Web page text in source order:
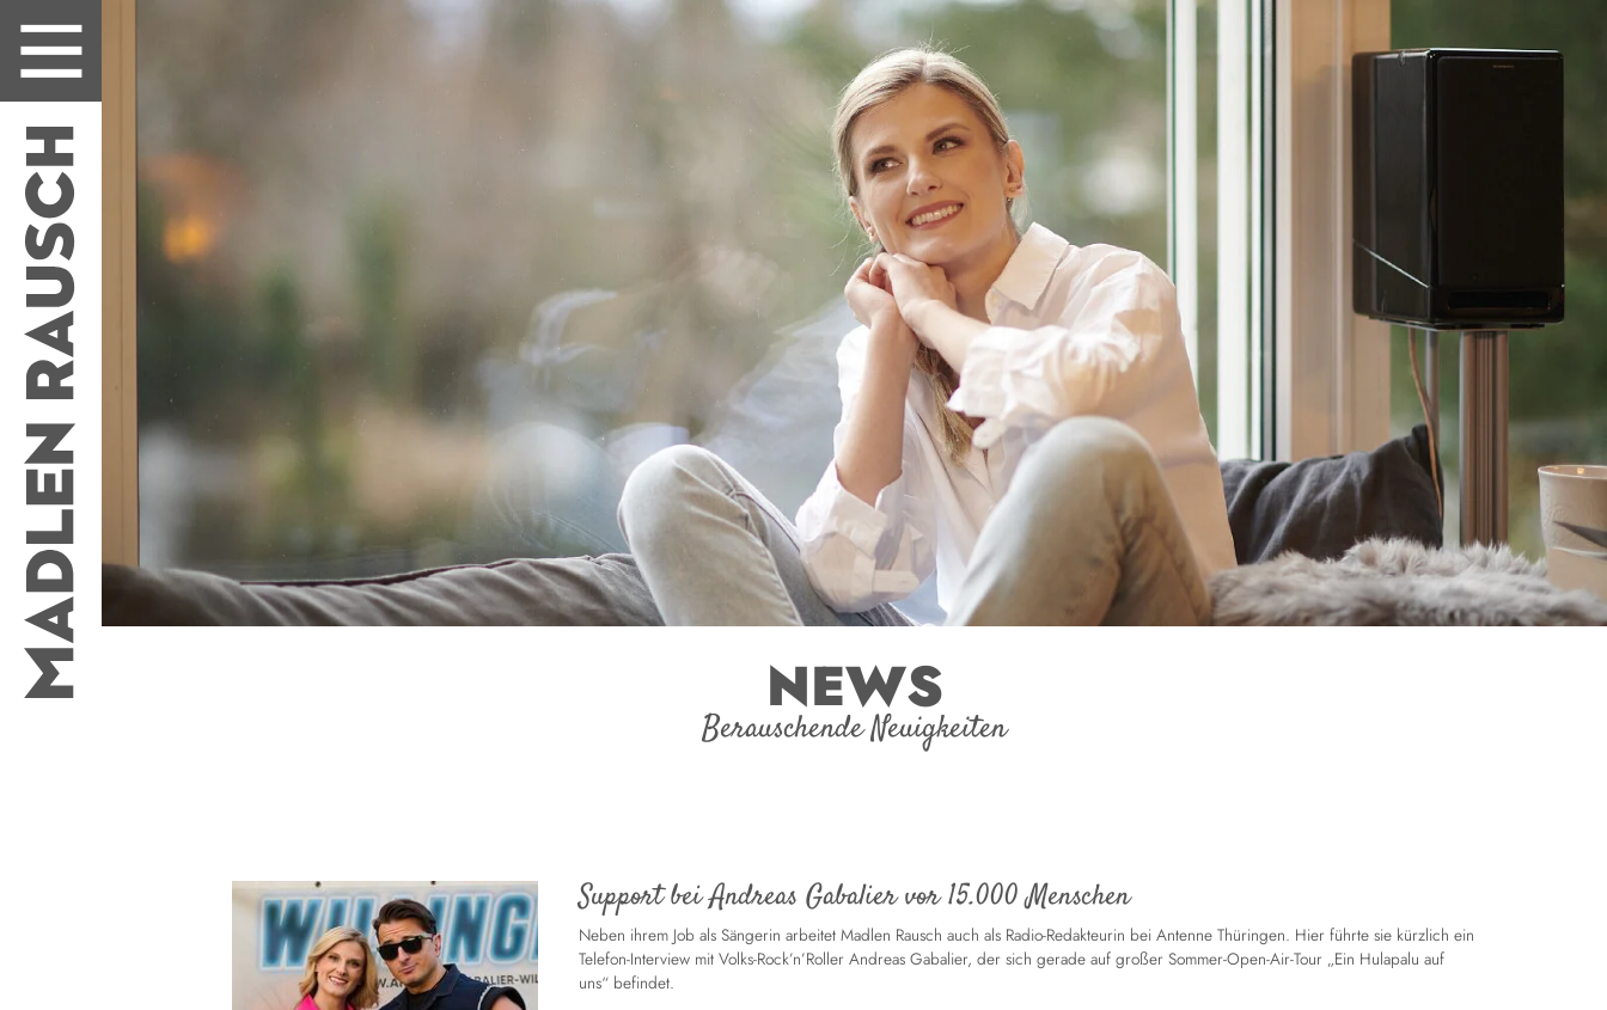
NEWS
Berauschende Neuigkeiten
Support bei Andreas Gabalier vor 15.000 Menschen
Neben ihrem Job als Sängerin arbeitet Madlen Rausch auch als Radio-Redakteurin bei Antenne Thüringen. Hier führte sie kürzlich ein
Telefon-Interview mit Volks-Rock’n’Roller Andreas Gabalier, der sich gerade auf großer Sommer-Open-Air-Tour „Ein Hulapalu auf
uns“ befindet.